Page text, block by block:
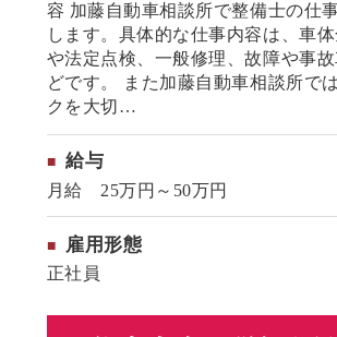
容 加藤自動車相談所で整備士の仕
します。具体的な仕事内容は、車
や法定点検、一般修理、故障や事
どです。 また加藤自動車相談所で
クを大切…
給与
月給 25万円～50万円
雇用形態
正社員